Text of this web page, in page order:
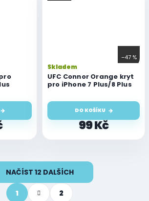
–47 %
UFC Connor Orange kryt
pro iPhone 7 Plus/8 Plus
Skladem
99 Kč
DO KOŠÍKU
NAČÍST 12 DALŠÍCH
S
t
1
2